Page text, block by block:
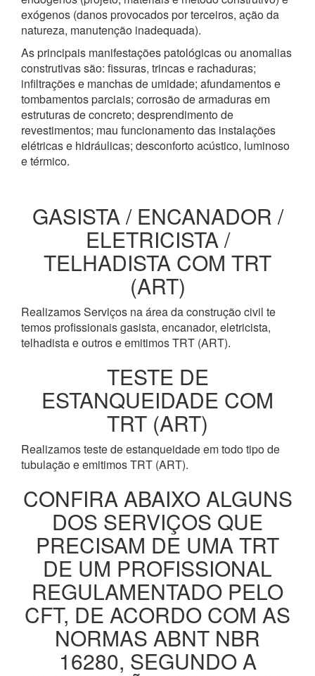
exógenos (danos provocados por terceiros, ação da
natureza, manutenção inadequada).
As principais manifestações patológicas ou anomalias
construtivas são: fissuras, trincas e rachaduras;
infiltrações e manchas de umidade; afundamentos e
tombamentos parciais; corrosão de armaduras em
estruturas de concreto; desprendimento de
revestimentos; mau funcionamento das instalações
elétricas e hidráulicas; desconforto acústico, luminoso
e térmico.
GASISTA / ENCANADOR /
ELETRICISTA /
TELHADISTA COM TRT
(ART)
Realizamos Serviços na área da construção civil te
temos profissionais gasista, encanador, eletricista,
telhadista e outros e emitimos TRT (ART).
TESTE DE
ESTANQUEIDADE COM
TRT (ART)
Realizamos teste de estanqueidade em todo tipo de
tubulação e emitimos TRT (ART).
CONFIRA ABAIXO ALGUNS
DOS SERVIÇOS QUE
PRECISAM DE UMA TRT
DE UM PROFISSIONAL
REGULAMENTADO PELO
CFT, DE ACORDO COM AS
NORMAS ABNT NBR
16280, SEGUNDO A